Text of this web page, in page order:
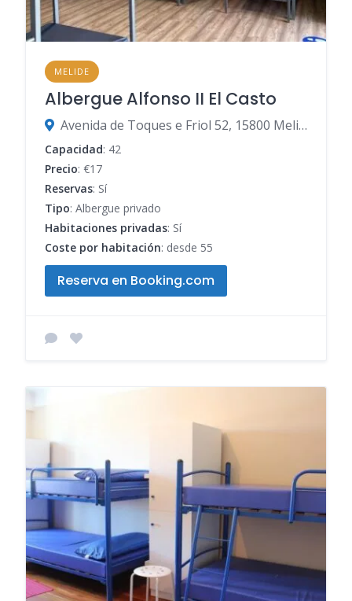
MELIDE
Albergue Alfonso II El Casto
Avenida de Toques e Friol 52, 15800 Melide, A Coruña, España
Capacidad: 42
Precio: €17
Reservas: Sí
Tipo: Albergue privado
Habitaciones privadas: Sí
Coste por habitación: desde 55
Reserva en Booking.com